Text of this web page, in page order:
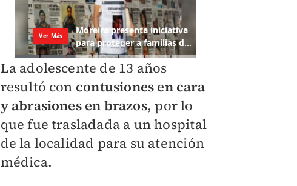
La adolescente de 13 años
resultó con contusiones en cara
y abrasiones en brazos, por lo
que fue trasladada a un hospital
de la localidad para su atención
médica.